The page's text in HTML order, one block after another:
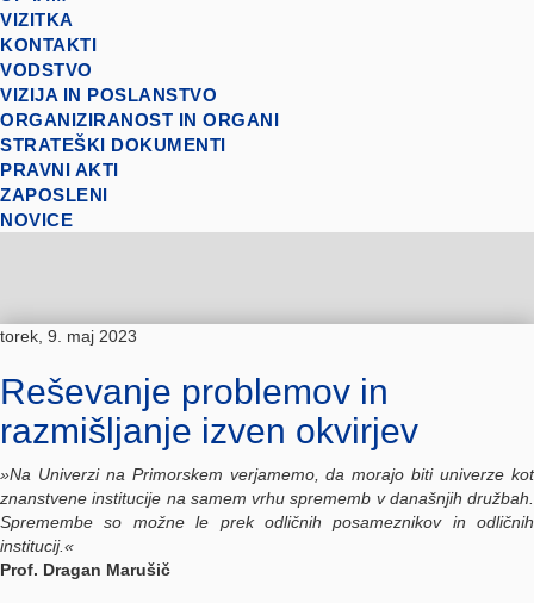
VIZITKA
KONTAKTI
VODSTVO
VIZIJA IN POSLANSTVO
ORGANIZIRANOST IN ORGANI
STRATEŠKI DOKUMENTI
PRAVNI AKTI
ZAPOSLENI
NOVICE
torek, 9. maj 2023
Reševanje problemov in
razmišljanje izven okvirjev
»Na Univerzi na Primorskem verjamemo, da morajo biti univerze kot
znanstvene institucije na samem vrhu sprememb v današnjih družbah.
Spremembe so možne le prek odličnih posameznikov in odličnih
institucij.«
Prof. Dragan Marušič